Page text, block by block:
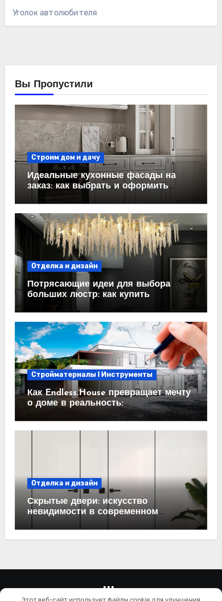
Уголок автолюбителя
Вы Пропустили
Строим дом и дачу
Идеальные кухонные фасады на
заказ: как выбрать и оформить
Отделка и дизайн
Потрясающие идеи для выбора
больших люстр: как купить
идеальный светильник
Стройматериалы l Инструменты
Как Endless.House превращает мечту
о доме в реальность:
проектирование под ключ
Отделка и дизайн
Скрытые двери: искусство
невидимости в современном
wallls.ru